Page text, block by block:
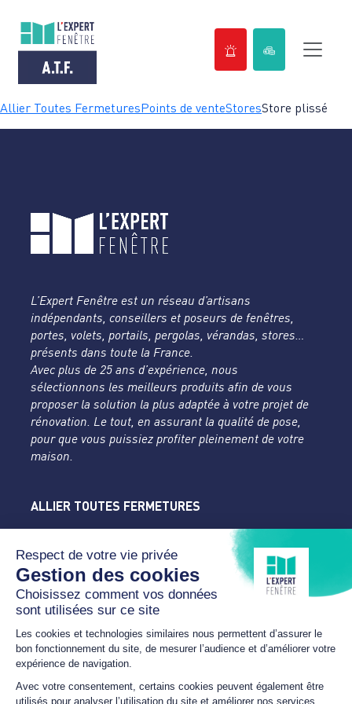
Passer
Allier Toutes FermeturesPoints de venteStoresStore plissé
L’Expert Fenêtre est un réseau d’artisans
indépendants, conseillers et poseurs de fenêtres,
portes, volets, portails, pergolas, vérandas, stores…
présents dans toute la France.
Avec plus de 25 ans d’expérience, nous
sélectionnons les meilleurs produits afin de vous
proposer la solution la plus adaptée à votre projet de
rénovation. Le tout, en assurant la qualité de pose,
pour que vous puissiez profiter pleinement de votre
maison.
ALLIER TOUTES FERMETURES
Allier
Rue du Parc de la Mothe
03400 YZEURE
lexpertfenetre-atf@orange.fr